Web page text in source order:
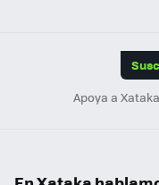
Apoya a